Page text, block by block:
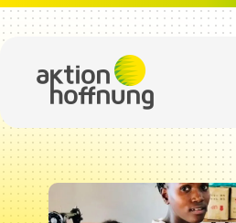
Direkt zum Inhalt
Image